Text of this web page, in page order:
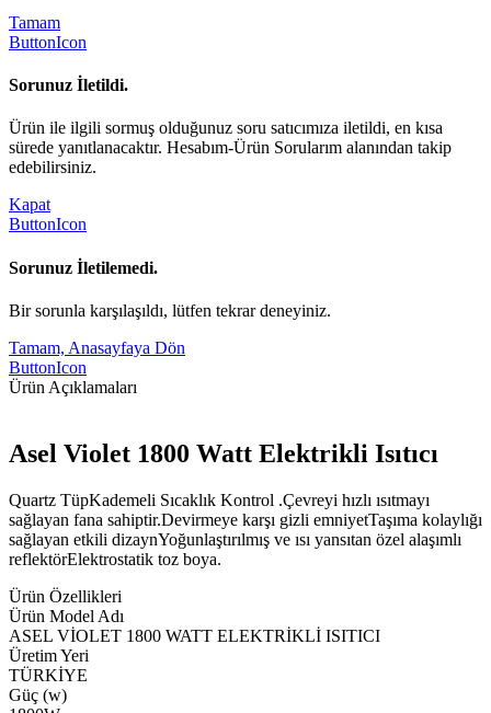
Tamam
ButtonIcon
Sorunuz İletildi.
Ürün ile ilgili sormuş olduğunuz soru satıcımıza iletildi, en kısa
sürede yanıtlanacaktır. Hesabım-Ürün Sorularım alanından takip
edebilirsiniz.
Kapat
ButtonIcon
Sorunuz İletilemedi.
Bir sorunla karşılaşıldı, lütfen tekrar deneyiniz.
Tamam, Anasayfaya Dön
ButtonIcon
Ürün Açıklamaları
Asel Violet 1800 Watt Elektrikli Isıtıcı
Quartz TüpKademeli Sıcaklık Kontrol .Çevreyi hızlı ısıtmayı
sağlayan fana sahiptir.Devirmeye karşı gizli emniyetTaşıma kolaylığı
sağlayan etkili dizaynYoğunlaştırılmış ve ısı yansıtan özel alaşımlı
reflektörElektrostatik toz boya.
Ürün Özellikleri
Ürün Model Adı
ASEL VİOLET 1800 WATT ELEKTRİKLİ ISITICI
Üretim Yeri
TÜRKİYE
Güç (w)